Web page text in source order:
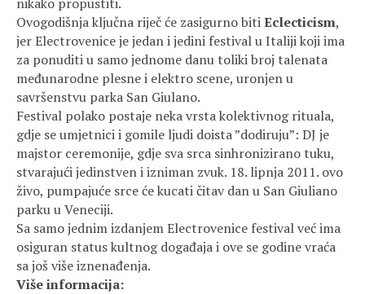
Ovogodišnja ključna riječ će zasigurno bitiEclecticism,
jer Electrovenice je jedan i jedini festival u Italiji koji ima
za ponuditi u samo jednome danu toliki broj talenata
međunarodne plesne i elektro scene, uronjen u
savršenstvu parka San Giulano.
Festival polako postaje neka vrsta kolektivnog rituala,
gdje se umjetnici i gomile ljudi doista ”dodiruju”: DJ je
majstor ceremonije, gdje sva srca sinhronizirano tuku,
stvarajući jedinstven i izniman zvuk. 18. lipnja 2011. ovo
živo, pumpajuće srce će kucati čitav dan u San Giuliano
parku u Veneciji.
Sa samo jednim izdanjem Electrovenice festival već ima
osiguran status kultnog događaja i ove se godine vraća
sa još više iznenađenja.
Više informacija: